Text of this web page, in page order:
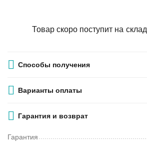
Товар скоро поступит на склад
Способы получения
Варианты оплаты
Гарантия и возврат
Гарантия